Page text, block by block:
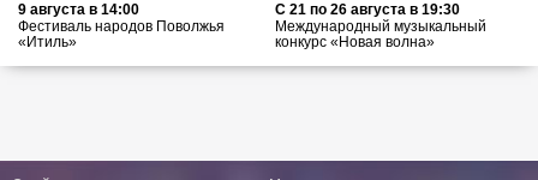
9 августа в 14:00
Фестиваль народов Поволжья
«Итиль»
С 21 по 26 августа в 19:30
Международный музыкальный
конкурс «Новая волна»